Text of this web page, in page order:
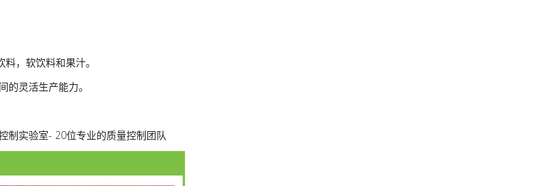
，软饮料和果汁。
灵活生产能力。
制实验室- 20位专业的质量控制团队